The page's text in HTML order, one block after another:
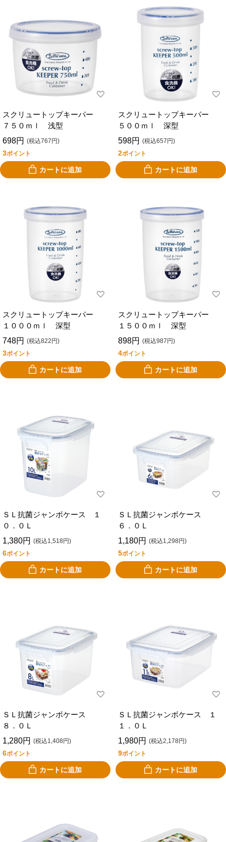
スクリュートップキーパー
７５０ｍｌ 浅型
698円 (税込767円)
3ポイント
カートに追加
スクリュートップキーパー
５００ｍｌ 深型
598円 (税込657円)
2ポイント
カートに追加
スクリュートップキーパー
１０００ｍｌ 深型
748円 (税込822円)
3ポイント
カートに追加
スクリュートップキーパー
１５００ｍｌ 深型
898円 (税込987円)
4ポイント
カートに追加
ＳＬ抗菌ジャンボケース １
０．０Ｌ
1,380円 (税込1,518円)
6ポイント
カートに追加
ＳＬ抗菌ジャンボケース
６．０Ｌ
1,180円 (税込1,298円)
5ポイント
カートに追加
ＳＬ抗菌ジャンボケース
８．０Ｌ
1,280円 (税込1,408円)
6ポイント
カートに追加
ＳＬ抗菌ジャンボケース １
１．０Ｌ
1,980円 (税込2,178円)
9ポイント
カートに追加